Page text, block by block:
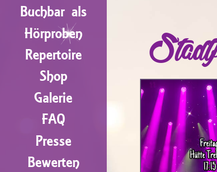
Buchbar als
Hörproben
Repertoire
Shop
Galerie
FAQ
Presse
Bewerten